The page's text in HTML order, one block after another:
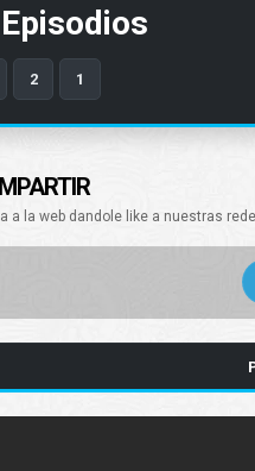
2 1
a la web dandole like a nuestras